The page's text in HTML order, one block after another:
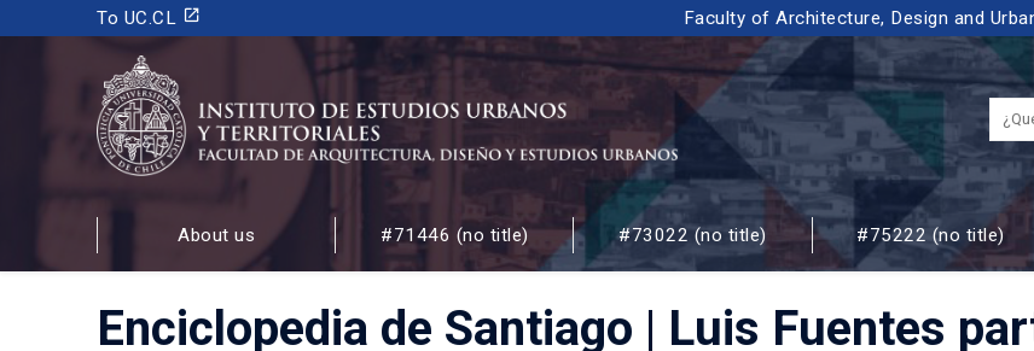
To UC.CL launch Faculty of Architecture, Design and
INSTITUTO DE ESTUDIOS URBANOS
Y TERRITORIALES
FACULTAD DE ARQUITECTURA, DISEÑO Y ESTUDIOS URBANOS
About us #71446 (no title) #73022 (no title) #75222 (no title)
Enciclopedia de Santiago | Luis Fuentes